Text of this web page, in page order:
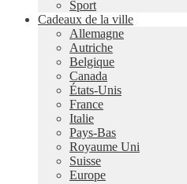
Sport
Cadeaux de la ville
Allemagne
Autriche
Belgique
Canada
États-Unis
France
Italie
Pays-Bas
Royaume Uni
Suisse
Europe